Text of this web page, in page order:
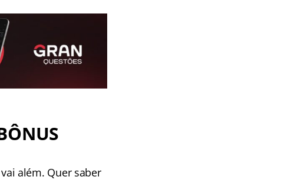
além. Quer saber